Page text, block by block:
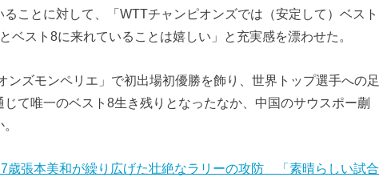
ことに対して、「WTTチャンピオンズでは（安定して）ベスト
ベスト8に来れていることは嬉しい」と充実感を漂わせた。
ンズモンペリエ」で初出場初優勝を飾り、世界トップ選手への足
て唯一のベスト8生き残りとなったなか、中国のサウスポー蒯
張本美和が繰り広げた壮絶なラリーの攻防 「素晴らしい試合